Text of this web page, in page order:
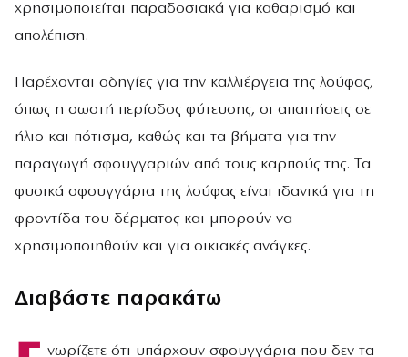
χρησιμοποιείται παραδοσιακά για καθαρισμό και
απολέπιση.
Παρέχονται οδηγίες για την καλλιέργεια της λούφας,
όπως η σωστή περίοδος φύτευσης, οι απαιτήσεις σε
ήλιο και πότισμα, καθώς και τα βήματα για την
παραγωγή σφουγγαριών από τους καρπούς της. Τα
φυσικά σφουγγάρια της λούφας είναι ιδανικά για τη
φροντίδα του δέρματος και μπορούν να
χρησιμοποιηθούν και για οικιακές ανάγκες.
Διαβάστε παρακάτω
νωρίζετε ότι υπάρχουν σφουγγάρια που δεν τα